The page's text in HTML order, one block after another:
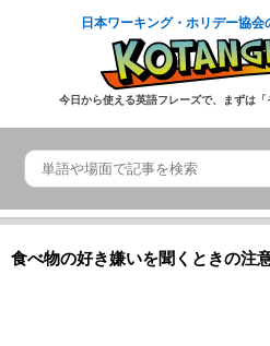
日本ワーキング・ホリデー協
今日から使える英語フレーズで、まずは「
食べ物の好き嫌いを聞くときの注